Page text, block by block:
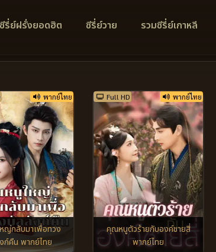
ซีรี่ย์ฝรั่งยอดฮิต ซีรี่ย์วาย รวมซีรี่ย์เกาหลี
พากย์ไทย
ญ่กลับมาเพื่อทวง
ก์คืน พากย์ไทย
Full HD พากย์ไทย
คุณหนูตัวร้ายกับองค์ชายสี่
พากย์ไทย